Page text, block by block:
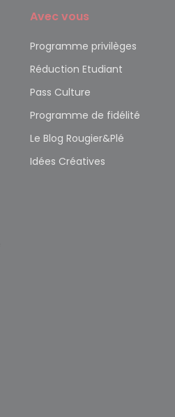
Avec vous
Programme privilèges
Réduction Etudiant
Pass Culture
Programme de fidélité
Le Blog Rougier&Plé
Idées Créatives